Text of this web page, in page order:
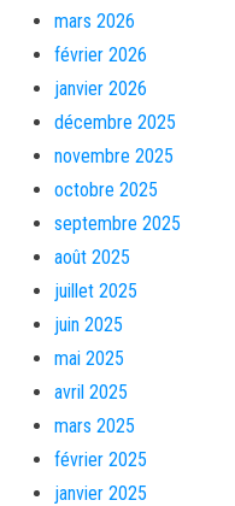
mars 2026
février 2026
janvier 2026
décembre 2025
novembre 2025
octobre 2025
septembre 2025
août 2025
juillet 2025
juin 2025
mai 2025
avril 2025
mars 2025
février 2025
janvier 2025